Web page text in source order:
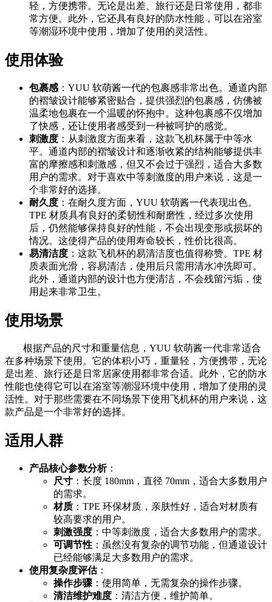
轻，方便携带。无论是出差、旅行还是日常使用，都非
常方便。此外，它还具有良好的防水性能，可以在浴室
等潮湿环境中使用，增加了使用的灵活性。
使用体验
包裹感 ：YUU 软萌酱一代的包裹感非常出色。通道内部
的褶皱设计能够紧密贴合，提供强烈的包裹感，仿佛被
温柔地包裹在一个温暖的怀抱中。这种包裹感不仅增加
了快感，还让使用者感受到一种被呵护的感觉。
刺激度 ：从刺激度方面来看，这款飞机杯属于中等水
平。通道内部的褶皱设计和逐渐收紧的结构能够提供丰
富的摩擦感和刺激感，但又不会过于强烈，适合大多数
用户的需求。对于喜欢中等刺激度的用户来说，这是一
个非常好的选择。
耐久度 ：在耐久度方面，YUU 软萌酱一代表现出色。
TPE 材质具有良好的柔韧性和耐磨性，经过多次使用
后，仍然能够保持良好的性能，不会出现变形或损坏的
情况。这使得产品的使用寿命较长，性价比很高。
易清洁度 ：这款飞机杯的易清洁度也值得称赞。TPE 材
质表面光滑，容易清洁，使用后只需用清水冲洗即可。
此外，通道内部的设计也方便清洁，不会残留污垢，使
用起来非常卫生。
使用场景
根据产品的尺寸和重量信息，YUU 软萌酱一代非常适合
在多种场景下使用。它的体积小巧，重量轻，方便携带，无论
是出差、旅行还是日常居家使用都非常合适。此外，它的防水
性能也使得它可以在浴室等潮湿环境中使用，增加了使用的灵
活性。对于那些需要在不同场景下使用飞机杯的用户来说，这
款产品是一个非常好的选择。
适用人群
产品核心参数分析：
尺寸 ：长度 180mm，直径 70mm，适合大多数用户
的需求。
材质 ：TPE 环保材质，亲肤性好，适合对材质有
较高要求的用户。
刺激强度 ：中等刺激度，适合大多数用户的需求。
可调节性 ：虽然没有复杂的调节功能，但通道设计
已经能够满足大多数用户的需求。
使用复杂度评估：
操作步骤 ：使用简单，无需复杂的操作步骤。
清洁维护难度 ：清洁方便，维护简单。